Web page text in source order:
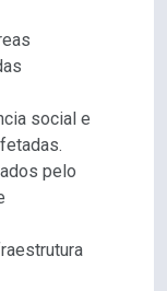
social e
pelo